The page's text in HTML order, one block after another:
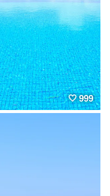
999